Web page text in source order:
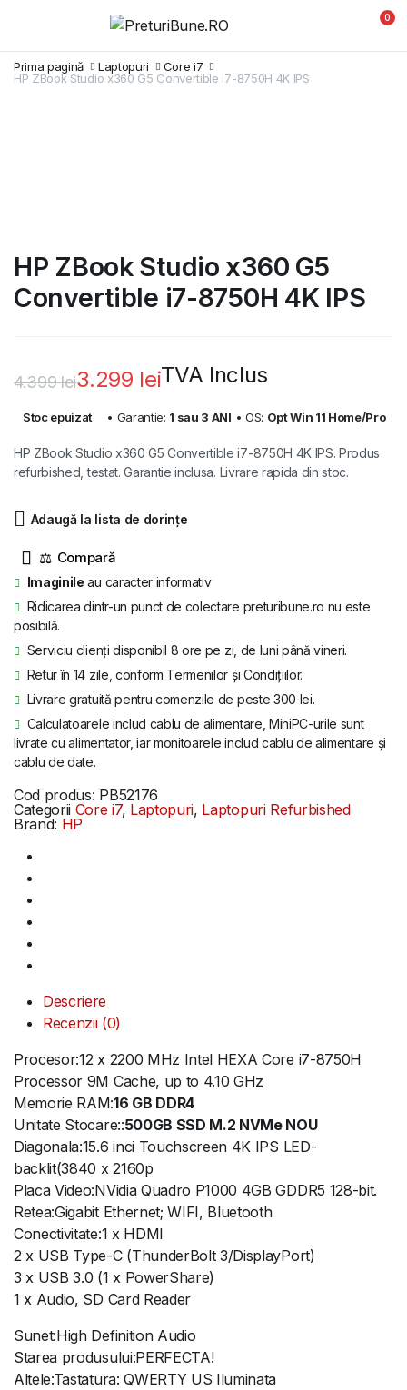
0
Prima pagină Laptopuri
Core i7
HP ZBook Studio x360 G5 Convertible i7-8750H 4K IPS
HP ZBook Studio x360 G5
Convertible i7-8750H 4K IPS
4.399lei
a
3.299 lei
este:
TVA Inclus
Stoc epuizat • Garantie: 1 sau 3 ANI • OS: Opt Win 11 Home/Pro
HP ZBook Studio x360 G5 Convertible i7-8750H 4K IPS. Produs
refurbished, testat. Garantie inclusa. Livrare rapida din stoc.
Adaugă la lista de dorințe
⚖
Imaginile au caracter informativ
Ridicarea dintr-un punct de colectare preturibune.ro nu este
posibilă.
Serviciu clienți disponibil 8 ore pe zi, de luni până vineri.
Retur în 14 zile, conform Termenilor și Condițiilor.
Livrare gratuită pentru comenzile de peste 300 lei.
Calculatoarele includ cablu de alimentare, MiniPC-urile sunt
livrate cu alimentator, iar monitoarele includ cablu de alimentare și
cablu de date.
Cod produs: PB52176
Categorii Core i7, Laptopuri, Laptopuri Refurbished
Brand: HP
Descriere
Recenzii (0)
Procesor:12 x 2200 MHz Intel HEXA Core i7-8750H
Processor 9M Cache, up to 4.10 GHz
Memorie RAM:16 GB DDR4
Unitate Stocare::500GB SSD M.2 NVMe NOU
Diagonala:15.6 inci Touchscreen 4K IPS LED-
backlit(3840 x 2160p
Placa Video:NVidia Quadro P1000 4GB GDDR5 128-bit.
Retea:Gigabit Ethernet; WIFI, Bluetooth
Conectivitate:1 x HDMI
2 x USB Type-C (ThunderBolt 3/DisplayPort)
3 x USB 3.0 (1 x PowerShare)
1 x Audio, SD Card Reader
Sunet:High Definition Audio
Starea produsului:PERFECTA!
Altele:Tastatura: QWERTY US Iluminata